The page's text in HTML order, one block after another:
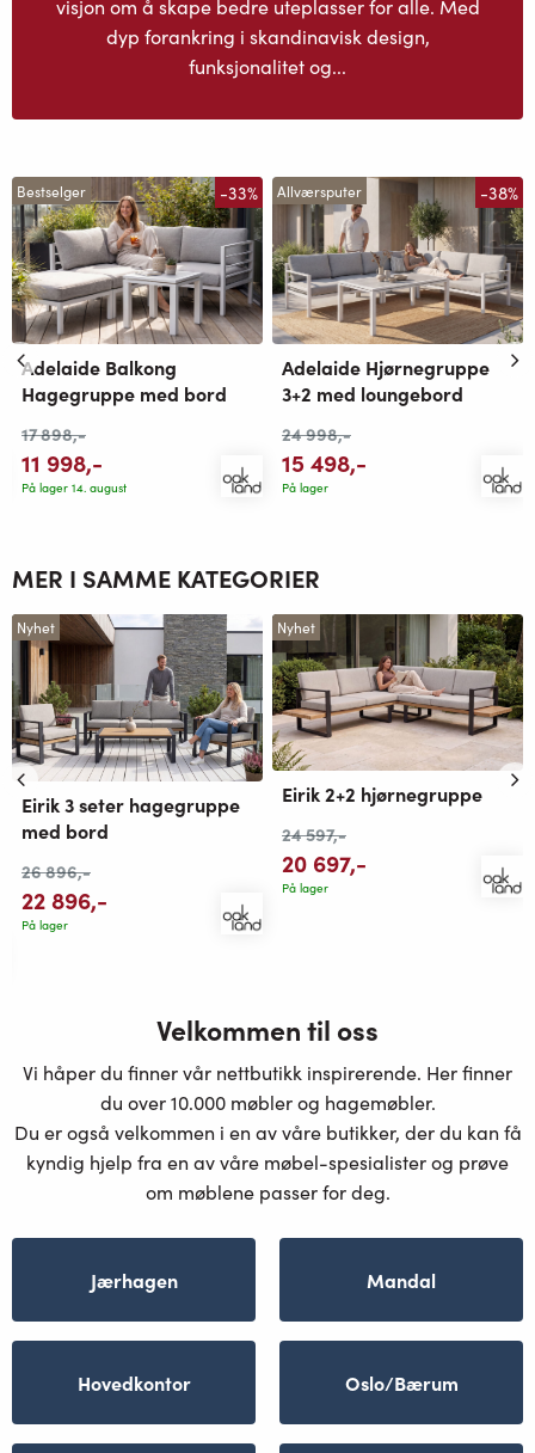
visjon om å skape bedre uteplasser for alle. Med
dyp forankring i skandinavisk design,
funksjonalitet og...
Bestselger -33%
Adelaide Balkong
Hagegruppe med bord
17 898,-
11 998,-
På lager 14. august
Allværsputer -38%
Adelaide Hjørnegruppe
3+2 med loungebord
24 998,-
15 498,-
På lager
MER I SAMME KATEGORIER
Nyhet
Eirik 3 seter hagegruppe
med bord
26 896,-
22 896,-
På lager
Nyhet
Eirik 2+2 hjørnegruppe
24 597,-
20 697,-
På lager
Velkommen til oss
Vi håper du finner vår nettbutikk inspirerende. Her finner
du over 10.000 møbler og hagemøbler.
Du er også velkommen i en av våre butikker, der du kan få
kyndig hjelp fra en av våre møbel-spesialister og prøve
om møblene passer for deg.
Jærhagen Mandal
Hovedkontor Oslo/Bærum